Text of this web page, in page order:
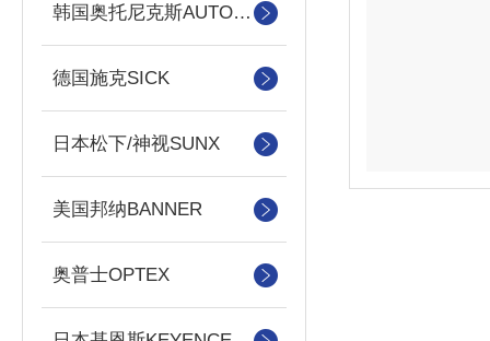
韩国奥托尼克斯AUTONICS
德国施克SICK
日本松下/神视SUNX
美国邦纳BANNER
奥普士OPTEX